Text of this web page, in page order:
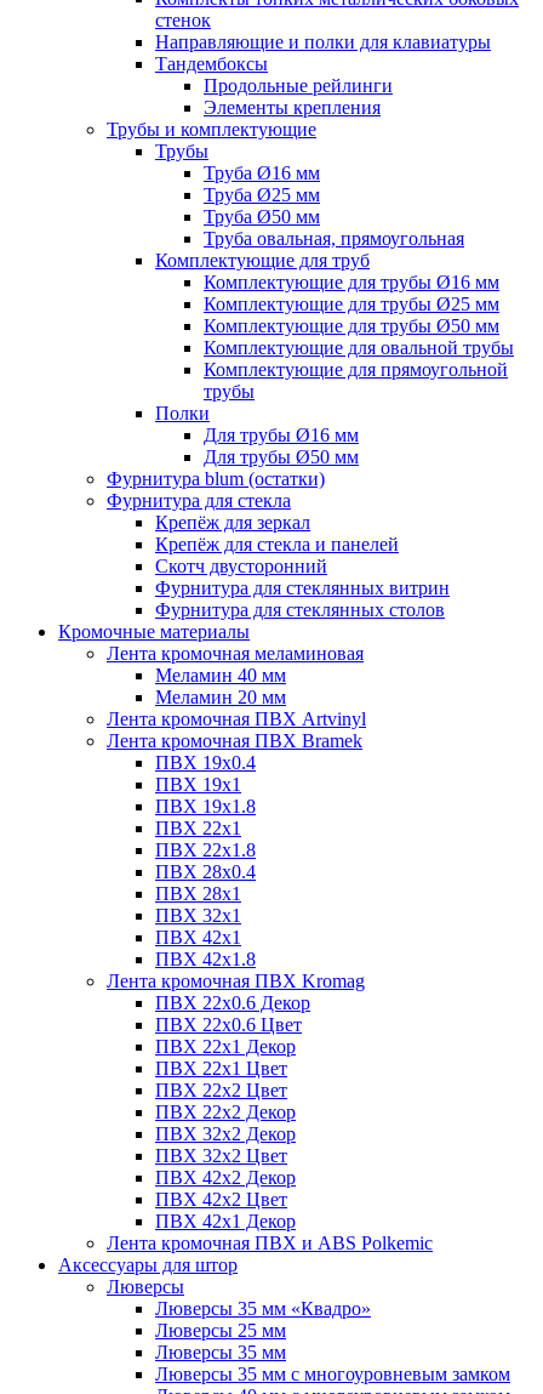
стенок
Направляющие и полки для клавиатуры
Тандембоксы
Продольные рейлинги
Элементы крепления
Трубы и комплектующие
Трубы
Труба Ø16 мм
Труба Ø25 мм
Труба Ø50 мм
Труба овальная, прямоугольная
Комплектующие для труб
Комплектующие для трубы Ø16 мм
Комплектующие для трубы Ø25 мм
Комплектующие для трубы Ø50 мм
Комплектующие для овальной трубы
Комплектующие для прямоугольной
трубы
Полки
Для трубы Ø16 мм
Для трубы Ø50 мм
Фурнитура blum (остатки)
Фурнитура для стекла
Крепёж для зеркал
Крепёж для стекла и панелей
Скотч двусторонний
Фурнитура для стеклянных витрин
Фурнитура для стеклянных столов
Кромочные материалы
Лента кромочная меламиновая
Меламин 40 мм
Меламин 20 мм
Лента кромочная ПВХ Artvinyl
Лента кромочная ПВХ Bramek
ПВХ 19x0.4
ПВХ 19х1
ПВХ 19х1.8
ПВХ 22х1
ПВХ 22х1.8
ПВХ 28х0.4
ПВХ 28х1
ПВХ 32x1
ПВХ 42х1
ПВХ 42х1.8
Лента кромочная ПВХ Kromag
ПВХ 22x0.6 Декор
ПВХ 22x0.6 Цвет
ПВХ 22x1 Декор
ПВХ 22x1 Цвет
ПВХ 22x2 Цвет
ПВХ 22x2 Декор
ПВХ 32x2 Декор
ПВХ 32x2 Цвет
ПВХ 42x2 Декор
ПВХ 42x2 Цвет
ПВХ 42x1 Декор
Лента кромочная ПВХ и ABS Polkemic
Аксессуары для штор
Люверсы
Люверсы 35 мм «Квадро»
Люверсы 25 мм
Люверсы 35 мм
Люверсы 35 мм с многоуровневым замком